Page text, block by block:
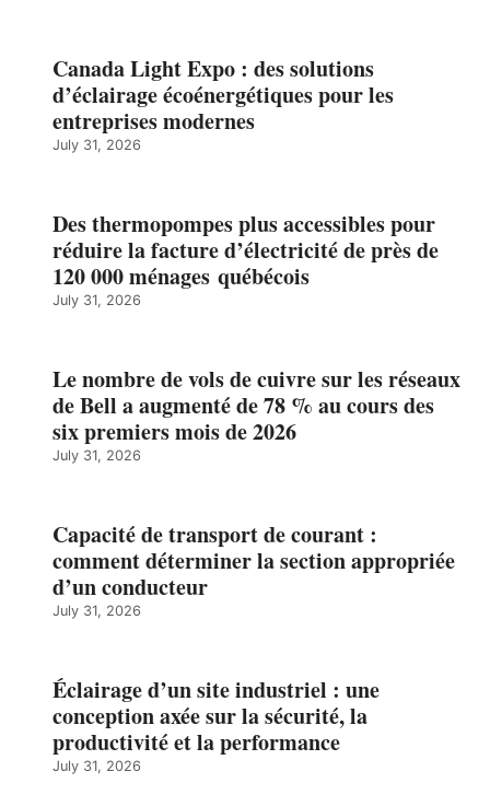
Canada Light Expo : des solutions
d’éclairage écoénergétiques pour les
entreprises modernes
July 31, 2026
Des thermopompes plus accessibles pour
réduire la facture d’électricité de près de
120 000 ménages québécois
July 31, 2026
Le nombre de vols de cuivre sur les réseaux
de Bell a augmenté de 78 % au cours des
six premiers mois de 2026
July 31, 2026
Capacité de transport de courant :
comment déterminer la section appropriée
d’un conducteur
July 31, 2026
Éclairage d’un site industriel : une
conception axée sur la sécurité, la
productivité et la performance
July 31, 2026